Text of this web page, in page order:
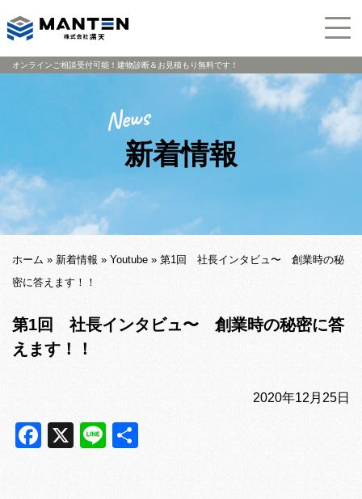
オンラインご相談受付可能！建物診断＆お見積もり無料です！
新着情報
ホーム » 新着情報 » Youtube » 第1回 社長インタビュ〜 創業時の秘
密に答えます！！
第1回 社長インタビュ〜 創業時の秘密に答
えます！！
2020年12月25日
Facebook
X Line